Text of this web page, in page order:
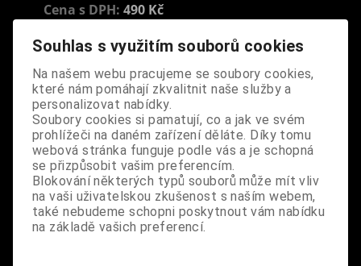
Cena s DPH: 490 Kč
skladem
ks
Koupit
Tabulky velikostí: zde
Výrobce:import UK
Katalogové číslo:DOSDBOXBPUS7417
Záruka (měsíců): 24
Dotaz na výrobek
Tisk
materiál: MDF
Souhlas s využitím souborů cookies
Na našem webu pracujeme se soubory cookies,
které nám pomáhají zkvalitnit naše služby a
personalizovat nabídky.
Soubory cookies si pamatují, co a jak ve svém
prohlížeči na daném zařízení děláte. Díky tomu
webová stránka funguje podle vás a je schopná
se přizpůsobit vašim preferencím.
Blokování některých typů souborů může mít vliv
na vaši uživatelskou zkušenost s naším webem,
také nebudeme schopni poskytnout vám nabídku
na základě vašich preferencí.